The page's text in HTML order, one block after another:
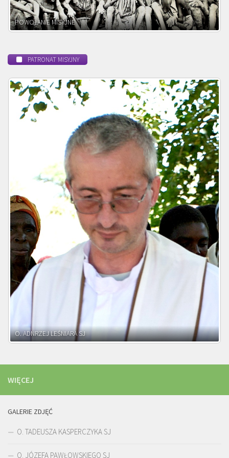
BEATYFIKACJA
PATRONAT MISYJNY
WIĘCEJ
GALERIE ZDJĘĆ
O. TADEUSZA KASPERCZYKA SJ
O. JÓZEFA PAWŁOWSKIEGO SJ